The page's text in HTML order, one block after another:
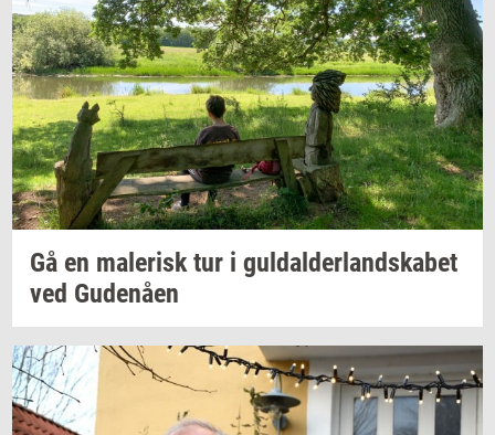
Gå en ma­le­risktur i gul­dal­der­land­ska­bet
ved Gu­denå­en